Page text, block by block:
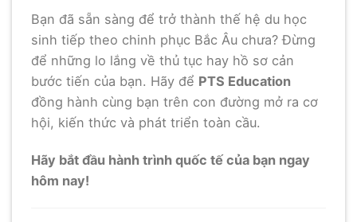
Bạn đã sẵn sàng để trở thành thế hệ du học
sinh tiếp theo chinh phục Bắc Âu chưa? Đừng
để những lo lắng về thủ tục hay hồ sơ cản
bước tiến của bạn. Hãy để PTS Education
đồng hành cùng bạn trên con đường mở ra cơ
hội, kiến thức và phát triển toàn cầu.
Hãy bắt đầu hành trình quốc tế của bạn ngay
hôm nay!